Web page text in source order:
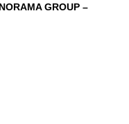
GROUP –